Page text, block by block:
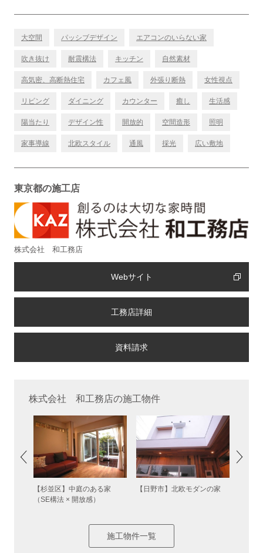
大空間 パッシブデザイン エアコンのいらない家
吹き抜け 耐震構法 キッチン 自然素材
高気密、高断熱住宅 カフェ風 外張り断熱 女性視点
リビング ダイニング カウンター 癒し 生活感
陽当たり デザイン性 開放的 空間造形 照明
家事導線 北欧スタイル 通風 採光 広い敷地
東京都の施工店
株式会社 和工務店
Webサイト
工務店詳細
株式会社 和工務店の施工物件
【杉並区】中庭のある家
（SE構法 × 開放感）
【日野市】北欧モダンの家
施工物件一覧